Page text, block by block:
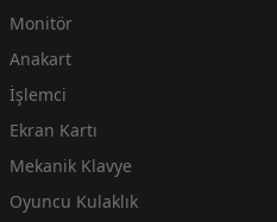
Monitör
Anakart
İşlemci
Ekran Kartı
Mekanik Klavye
Oyuncu Kulaklık